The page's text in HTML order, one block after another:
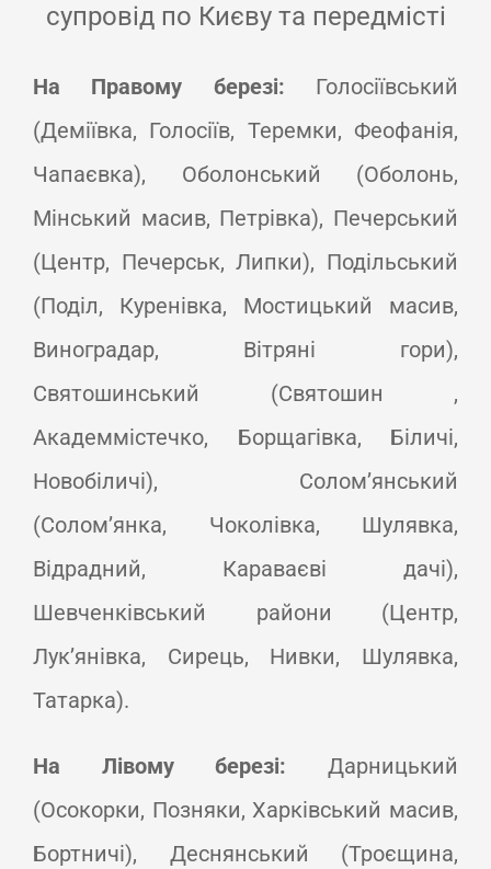
супровід по Києву та передмісті
На Правому березі: Голосіївський
(Деміївка, Голосіїв, Теремки, Феофанія,
Чапаєвка), Оболонський (Оболонь,
Мінський масив, Петрівка), Печерський
(Центр, Печерськ, Липки), Подільський
(Поділ, Куренівка, Мостицький масив,
Виноградар, Вітряні гори),
Святошинський (Святошин ,
Академмістечко, Борщагівка, Біличі,
Новобіличі), Солом’янський
(Солом’янка, Чоколівка, Шулявка,
Відрадний, Караваєві дачі),
Шевченківський райони (Центр,
Лук’янівка, Сирець, Нивки, Шулявка,
Татарка).
На Лівому березі: Дарницький
(Осокорки, Позняки, Харківський масив,
Бортничі), Деснянський (Троєщина,